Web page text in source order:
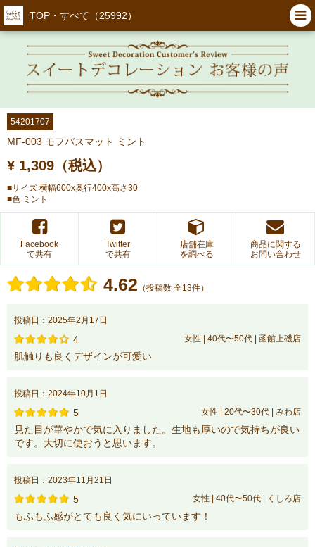
TOP・すべて（25992）
54201707
MF-003 モフバスマット ミント
¥ 1,309（税込）
■サイズ 横幅600x奥行400x高さ30
■色 ミント
Facebook
で共有
Twitter
で共有
店舗在庫
を調べる
商品に関する
お問い合わせ
4.62 （投稿数 全13件）
投稿日：2025年2月17日
4 女性 | 40代〜50代 | 函館上磯店
肌触りも良くデザインが可愛い
投稿日：2024年10月1日
5 女性 | 20代〜30代 | みわ店
見た目が華やかで気に入りました。生地も厚いので気持ちが良い
です。大切に使おうと思います。
投稿日：2023年11月21日
5 女性 | 40代〜50代 | くしろ店
もふもふ感がとても良く気にいっています！